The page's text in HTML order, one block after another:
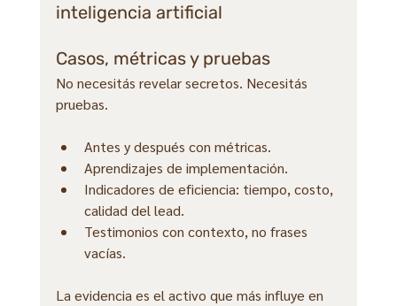
inteligencia artificial
Casos, métricas y pruebas
No necesitás revelar secretos. Necesitás
pruebas.
Antes y después con métricas.
Aprendizajes de implementación.
Indicadores de eficiencia: tiempo, costo,
calidad del lead.
Testimonios con contexto, no frases
vacías.
La evidencia es el activo que más influye en